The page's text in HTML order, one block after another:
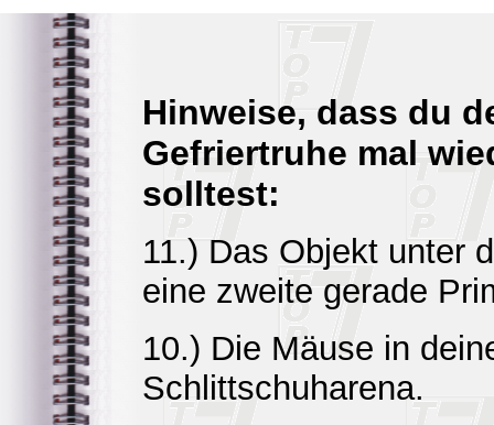
Hinweise, dass du
Gefriertruhe mal
solltest:
11.) Das Objekt unter
eine zweite gerade
10.) Die Mäuse in
Schlittschuharena.